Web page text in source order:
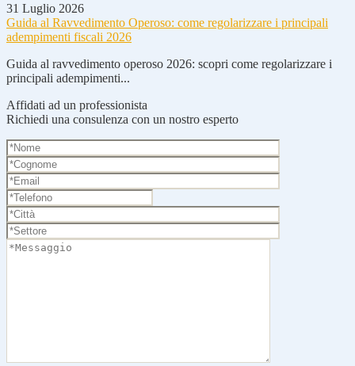
31 Luglio 2026
Guida al Ravvedimento Operoso: come regolarizzare i principali
adempimenti fiscali 2026
Guida al ravvedimento operoso 2026: scopri come regolarizzare i
principali adempimenti...
Affidati ad un professionista
Richiedi una consulenza con un nostro esperto